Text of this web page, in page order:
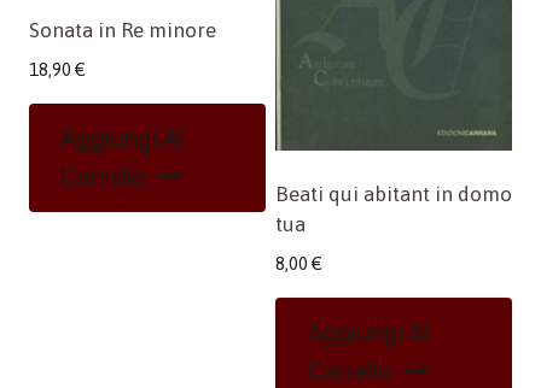
Sonata in Re minore
18,90 €
Aggiungi Al
Carrello
Beati qui abitant in domo
tua
8,00 €
Aggiungi Al
Carrello